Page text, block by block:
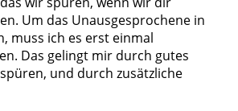
Um das Unausgesprochene in
muss ich es erst einmal
Das gelingt mir durch gutes
und durch zusätzliche